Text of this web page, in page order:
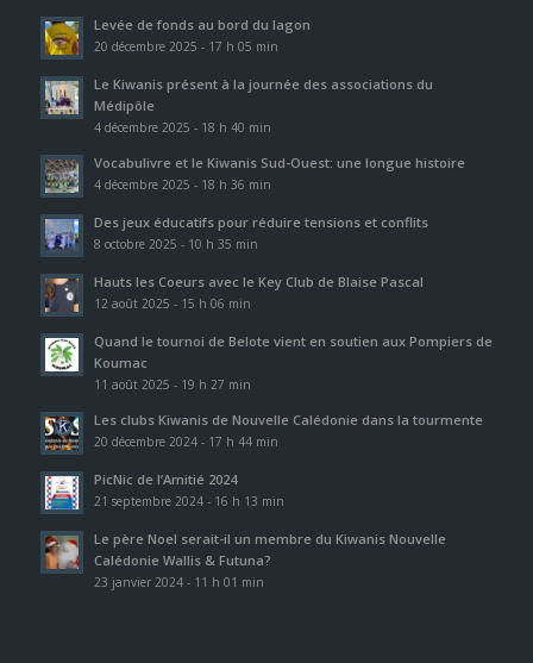
Levée de fonds au bord du lagon
20 décembre 2025 - 17 h 05 min
Le Kiwanis présent à la journée des associations du
Médipôle
4 décembre 2025 - 18 h 40 min
Vocabulivre et le Kiwanis Sud-Ouest: une longue histoire
4 décembre 2025 - 18 h 36 min
Des jeux éducatifs pour réduire tensions et conflits
8 octobre 2025 - 10 h 35 min
Hauts les Coeurs avec le Key Club de Blaise Pascal
12 août 2025 - 15 h 06 min
Quand le tournoi de Belote vient en soutien aux Pompiers de
Koumac
11 août 2025 - 19 h 27 min
Les clubs Kiwanis de Nouvelle Calédonie dans la tourmente
20 décembre 2024 - 17 h 44 min
PicNic de l’Amitié 2024
21 septembre 2024 - 16 h 13 min
Le père Noel serait-il un membre du Kiwanis Nouvelle
Calédonie Wallis & Futuna?
23 janvier 2024 - 11 h 01 min